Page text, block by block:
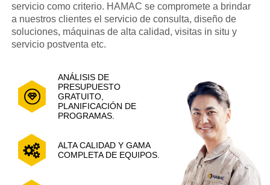
servicio como criterio. HAMAC se compromete a brindar
a nuestros clientes el servicio de consulta, diseño de
soluciones, máquinas de alta calidad, visitas in situ y
servicio postventa etc.
ANÁLISIS DE
PRESUPUESTO
GRATUITO,
PLANIFICACIÓN DE
PROGRAMAS.
ALTA CALIDAD Y GAMA
COMPLETA DE EQUIPOS.